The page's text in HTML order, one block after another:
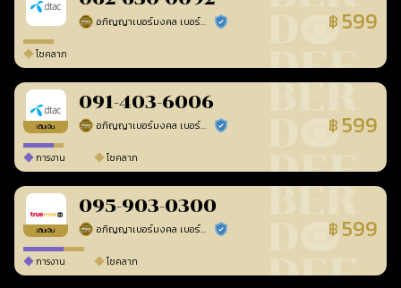
อภิญญาเบอร์มงคล เบอร์สวยเลขศาสตร์ ร้านยืนยันแล้ว ฿ 599
โชคลาภ
เติมเงิน
091-403-6006
อภิญญาเบอร์มงคล เบอร์สวยเลขศาสตร์ ร้านยืนยันแล้ว ฿ 599
การงาน โชคลาภ
เติมเงิน
095-903-0300
อภิญญาเบอร์มงคล เบอร์สวยเลขศาสตร์ ร้านยืนยันแล้ว ฿ 599
การงาน โชคลาภ